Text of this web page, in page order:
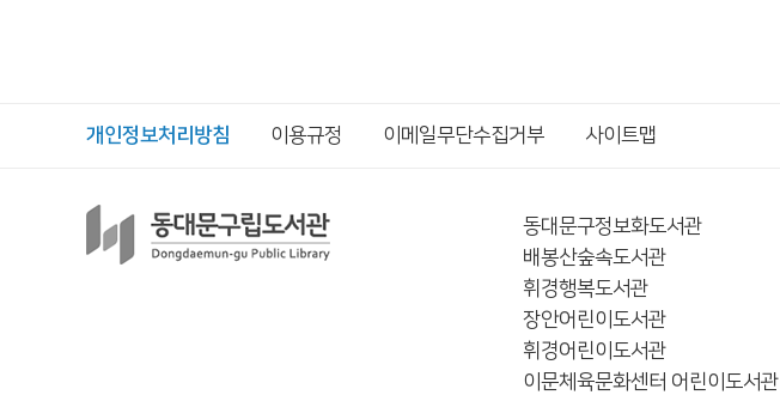
개인정보처리방침 이용규정 이메일무단수집거부 사이트맵
동대문구정보화도서관
배봉산숲속도서관
휘경행복도서관
장안어린이도서관
휘경어린이도서관
이문체육문화센터 어린이도서관